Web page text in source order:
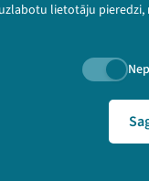
lietotāju
politika
tiesības